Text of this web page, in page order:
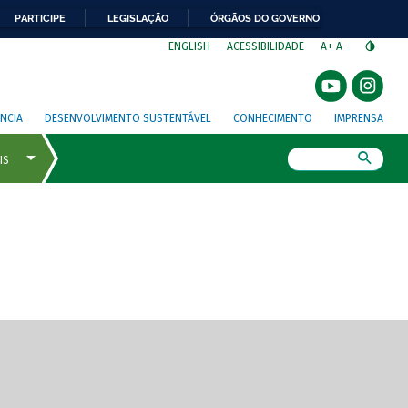
PARTICIPE LEGISLAÇÃO ÓRGÃOS DO GOVERNO
ENGLISH ACESSIBILIDADE A+ A-
DESENVOLVIMENTO SUSTENTÁVEL CONHECIMENTO IMPRENSA
de tela